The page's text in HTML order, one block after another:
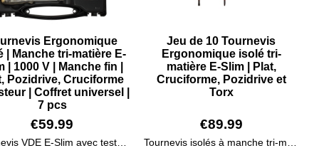
Ergonomique
| Manche tri-matière E-
| 1000 V | Manche fin |
Pozidrive, Cruciforme
| Coffret universel |
7 pcs
€59.99
Tournevis VDE E-Slim avec testeur dans un coffret
Jeu de 10 Tournevis
Ergonomique isolé tri-
matière E-Slim | Plat,
Cruciforme, Pozidrive et
Torx
€89.99